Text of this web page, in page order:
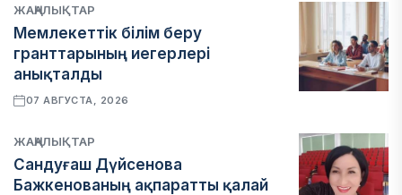
ЖАҢАЛЫҚТАР
Мемлекеттік білім беру
гранттарының иегерлері
анықталды
07 АВГУСТА, 2026
ЖАҢАЛЫҚТАР
Сандуғаш Дүйсенова
Бажкенованың ақпаратты қалай